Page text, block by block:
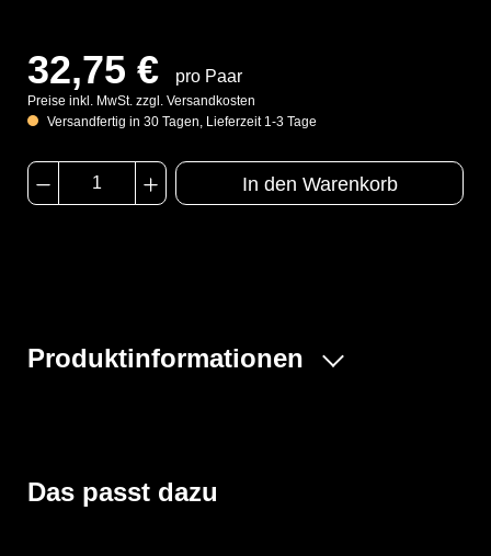
32,75 € pro Paar
Preise inkl. MwSt. zzgl. Versandkosten
Versandfertig in 30 Tagen, Lieferzeit 1-3 Tage
In den Warenkorb
Produktinformationen
sondern schützt auch vor biologischen Stoffen, wie sie
in der Lebensmittelindustrie und in Krankenhäusern
Das passt dazu